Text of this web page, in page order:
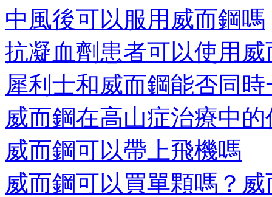
中風後可以服用威而鋼嗎
抗凝血劑患者可以使用
犀利士和威而鋼能否同
威而鋼在高山症治療中
威而鋼可以帶上飛機嗎
威而鋼可以買單顆嗎？